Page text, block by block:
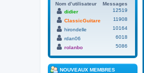
Nom d’utilisateur
Messages
didier
12519
ClassicGuitare
11908
hirondelle
10164
rdan06
6018
rolanbo
5086
NOUVEAUX MEMBRES